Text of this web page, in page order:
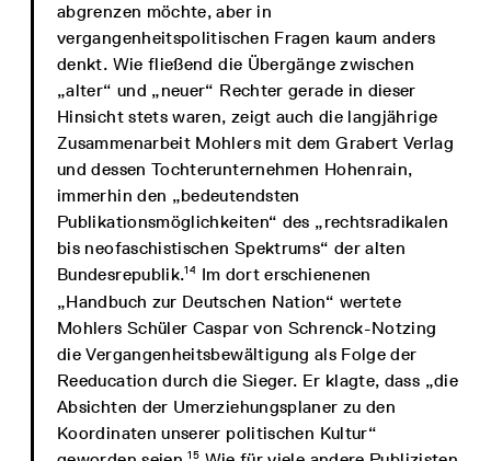
abgrenzen möchte, aber in
vergangenheitspolitischen Fragen kaum anders
denkt. Wie fließend die Übergänge zwischen
„alter“ und „neuer“ Rechter gerade in dieser
Hinsicht stets waren, zeigt auch die langjährige
Zusammenarbeit Mohlers mit dem Grabert Verlag
und dessen Tochterunternehmen Hohenrain,
immerhin den „bedeutendsten
Publikationsmöglichkeiten“ des „rechtsradikalen
bis neofaschistischen Spektrums“ der alten
Bundesrepublik.14 Im dort erschienenen
„Handbuch zur Deutschen Nation“ wertete
Mohlers Schüler Caspar von Schrenck-Notzing
die Vergangenheitsbewältigung als Folge der
Reeducation durch die Sieger. Er klagte, dass „die
Absichten der Umerziehungsplaner zu den
Koordinaten unserer politischen Kultur“
15